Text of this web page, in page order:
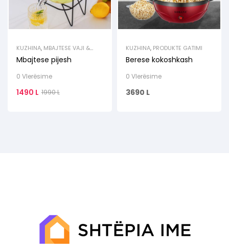
KUZHINA, MBAJTESE VAJI &
LENGJESH
Mbajtese pijesh
0 Vlerësime
1990L
1490 L
KUZHINA, PRODUKTE GATIMI
Berese kokoshkash
0 Vlerësime
3690 L